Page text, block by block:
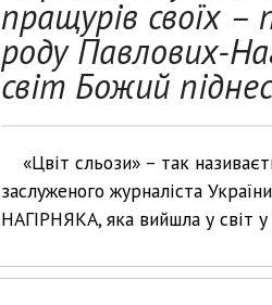
пращурів своїх –
роду Павлових-
світ Божий
«Цвіт сльози» – так
заслуженого журналіста
НАГІРНЯКА, яка вийшла у світ